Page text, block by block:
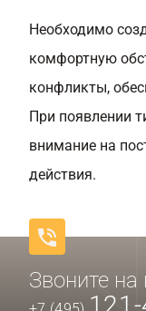
Необходимо
комфортную
конфликты,
При появлении
внимание на
действия.
Звоните